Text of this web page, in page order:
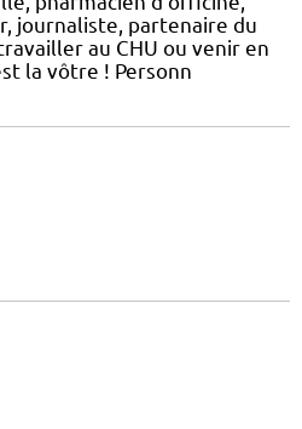
journaliste, partenaire du
au CHU ou venir en
la vôtre ! Personn